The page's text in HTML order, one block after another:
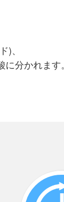
)、
分かれます。